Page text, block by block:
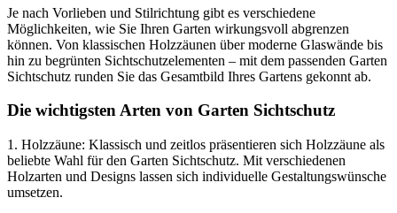
Je nach Vorlieben und Stilrichtung gibt es verschiedene
Möglichkeiten, wie Sie Ihren Garten wirkungsvoll abgrenzen
können. Von klassischen Holzzäunen über moderne Glaswände bis
hin zu begrünten Sichtschutzelementen – mit dem passenden Garten
Sichtschutz runden Sie das Gesamtbild Ihres Gartens gekonnt ab.
Die wichtigsten Arten von Garten Sichtschutz
1. Holzzäune: Klassisch und zeitlos präsentieren sich Holzzäune als
beliebte Wahl für den Garten Sichtschutz. Mit verschiedenen
Holzarten und Designs lassen sich individuelle Gestaltungswünsche
umsetzen.